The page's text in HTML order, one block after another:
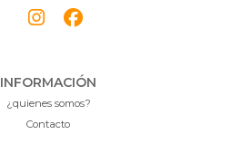
INFORMACIÓN
¿quienes somos?
Contacto